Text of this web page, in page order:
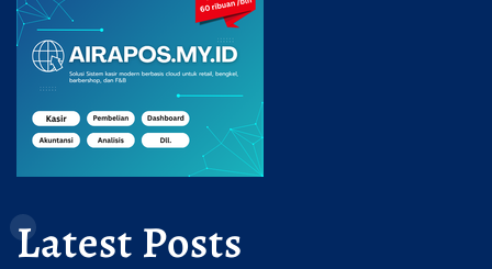
Latest Posts